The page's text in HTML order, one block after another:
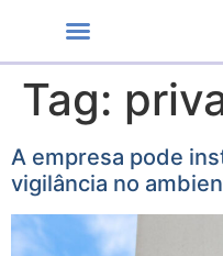
Tag:
A empresa pode
vigilância no